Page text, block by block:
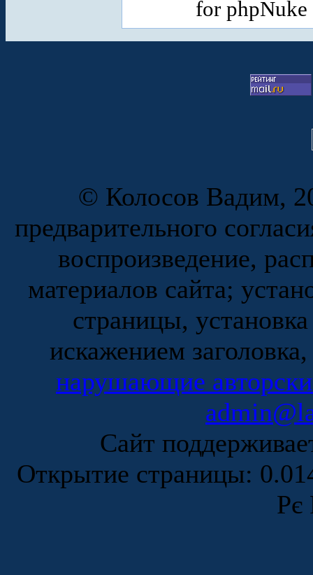
for
© Колосов Вадим,
предварительного
воспроизведение,
материалов сайта;
страницы,
искажением
нарушающие
Сайт
Открытие страницы:
Рє